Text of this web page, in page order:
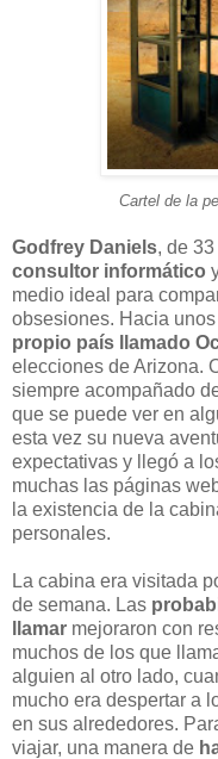
Cartel de la
Godfrey Daniels, de
consultor informático
medio ideal para
obsesiones. Hacia
propio país llamado
elecciones de Arizona.
siempre acompañado
que se puede ver en
esta vez su nueva
expectativas y llegó a
muchas las páginas
la existencia de la
personales.
La cabina era visitada
de semana. Las
llamar mejoraron con
muchos de los que
alguien al otro lado,
mucho era despertar a
en sus alrededores.
viajar, una manera de